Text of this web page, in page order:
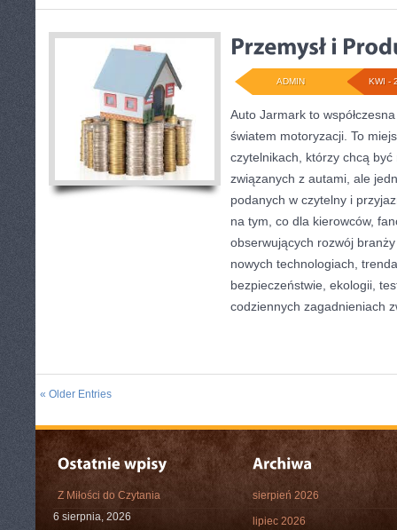
KWI -
ADMIN
Auto Jarmark to
światem motoryzacji. To
czytelnikach, którzy chcą
związanych z autami, ale
podanych w czytelny i
na tym, co dla kierowców,
obserwujących rozwój
nowych technologiach,
bezpieczeństwie, ekologii,
codziennych zagadnieniach
« Older Entries
Z Miłości do Czytania
6 sierpnia, 2026
sierpień 2026
lipiec 2026